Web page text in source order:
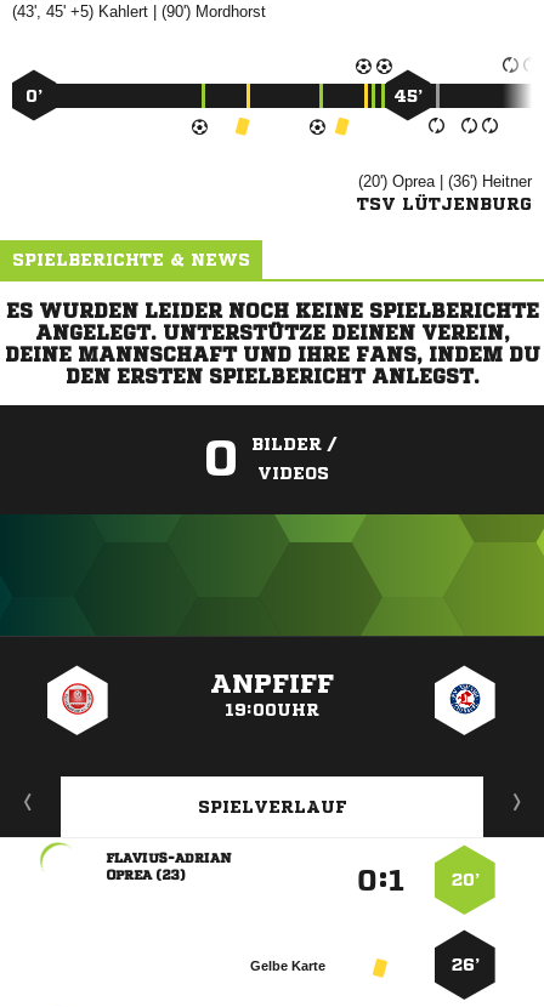
(43', 45' +5)  | (90') 
0’ 45’
(20') | (36') 
TSV LÜTJENBURG
SPIELBERICHTE & NEWS
ES WURDEN LEIDER NOCH KEINE SPIELBERICHTE
ANGELEGT. UNTERSTÜTZE DEINEN VEREIN,
DEINE MANNSCHAFT UND IHRE FANS, INDEM DU
DEN ERSTEN SPIELBERICHT ANLEGST.
0
BILDER /
VIDEOS
ANPFIFF
19:00UHR
SPIELVERLAUF
20’
:

 
26’
Gelbe Karte